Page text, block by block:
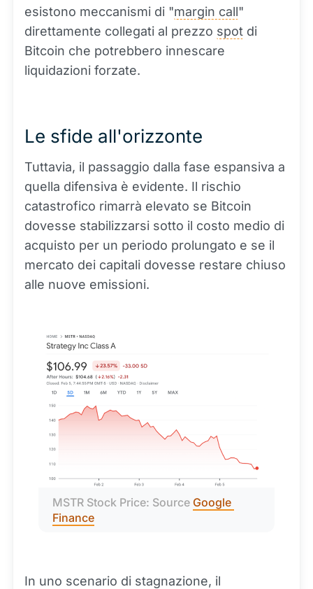
esistono meccanismi di "margin call"
direttamente collegati al prezzo spot di
Bitcoin che potrebbero innescare
liquidazioni forzate.
Le sfide all'orizzonte
Tuttavia, il passaggio dalla fase espansiva a
quella difensiva è evidente. Il rischio
catastrofico rimarrà elevato se Bitcoin
dovesse stabilizzarsi sotto il costo medio di
acquisto per un periodo prolungato e se il
mercato dei capitali dovesse restare chiuso
alle nuove emissioni.
MSTR Stock Price: Source Google
Finance
In uno scenario di stagnazione, il